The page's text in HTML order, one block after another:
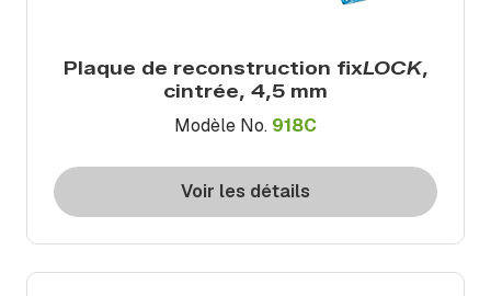
Plaque de reconstruction fixLOCK,
cintrée, 4,5 mm
Modèle No. 918C
Voir les détails